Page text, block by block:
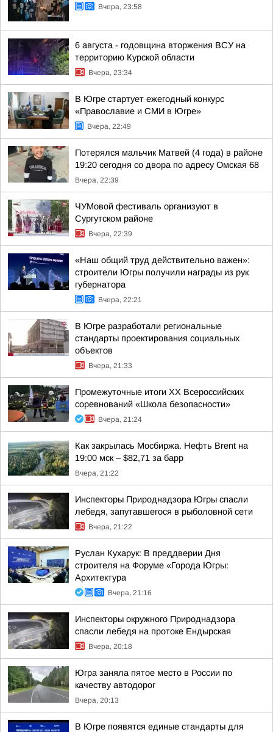
Вчера, 23:58
6 августа - годовщина вторжения ВСУ на
территорию Курской области
Вчера, 23:34
В Югре стартует ежегодный конкурс
«Православие и СМИ в Югре»
Вчера, 22:49
Потерялся мальчик Матвей (4 года) в районе
19:20 сегодня со двора по адресу Омская 68
Вчера, 22:39
ЧУМовой фестиваль организуют в
Сургутском районе
Вчера, 22:39
«Наш общий труд действительно важен»:
строители Югры получили награды из рук
губернатора
Вчера, 22:21
В Югре разработали региональные
стандарты проектирования социальных
объектов
Вчера, 21:33
Промежуточные итоги XX Всероссийских
соревнований «Школа безопасности»
Вчера, 21:24
Как закрылась Мосбиржа. Нефть Brent на
19:00 мск – $82,71 за барр
Вчера, 21:22
Инспекторы Природнадзора Югры спасли
лебедя, запутавшегося в рыболовной сети
Вчера, 21:22
Руслан Кухарук: В преддверии Дня
строителя на Форуме «Города Югры:
Архитектура
Вчера, 21:16
Инспекторы окружного Природнадзора
спасли лебедя на протоке Ендырская
Вчера, 20:18
Югра заняла пятое место в России по
качеству автодорог
Вчера, 20:13
В Югре появятся единые стандарты для